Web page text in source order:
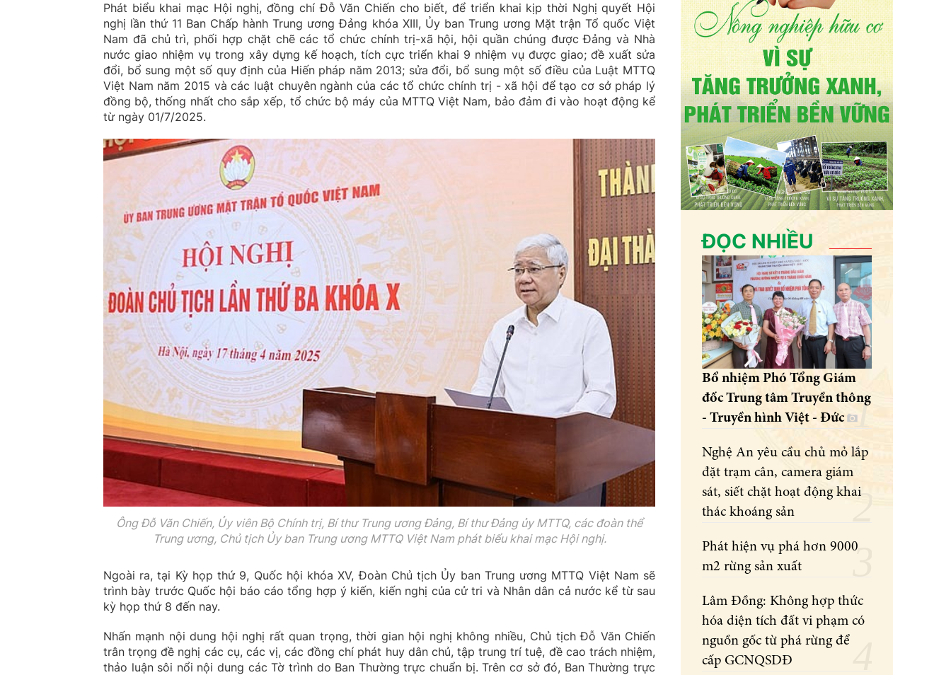
Phát biểu khai mạc Hội nghị, đồng chí Đỗ Văn Chiến cho biết, để triển khai kịp thời Nghị quyết Hội
nghị lần thứ 11 Ban Chấp hành Trung ương Đảng khóa XIII, Ủy ban Trung ương Mặt trận Tổ quốc Việt
Nam đã chủ trì, phối hợp chặt chẽ các tổ chức chính trị-xã hội, hội quần chúng được Đảng và Nhà
nước giao nhiệm vụ trong xây dựng kế hoạch, tích cực triển khai 9 nhiệm vụ được giao; đề xuất sửa
đổi, bổ sung một số quy định của Hiến pháp năm 2013; sửa đổi, bổ sung một số điều của Luật MTTQ
Việt Nam năm 2015 và các luật chuyên ngành của các tổ chức chính trị - xã hội để tạo cơ sở pháp lý
đồng bộ, thống nhất cho sắp xếp, tổ chức bộ máy của MTTQ Việt Nam, bảo đảm đi vào hoạt động kể
từ ngày 01/7/2025.
Ông Đỗ Văn Chiến, Ủy viên Bộ Chính trị, Bí thư Trung ương Đảng, Bí thư Đảng ủy MTTQ, các đoàn thể
Trung ương, Chủ tịch Ủy ban Trung ương MTTQ Việt Nam phát biểu khai mạc Hội nghị.
Ngoài ra, tại Kỳ họp thứ 9, Quốc hội khóa XV, Đoàn Chủ tịch Ủy ban Trung ương MTTQ Việt Nam sẽ
trình bày trước Quốc hội báo cáo tổng hợp ý kiến, kiến nghị của cử tri và Nhân dân cả nước kể từ sau
kỳ họp thứ 8 đến nay.
Nhấn mạnh nội dung hội nghị rất quan trọng, thời gian hội nghị không nhiều, Chủ tịch Đỗ Văn Chiến
trân trọng đề nghị các cụ, các vị, các đồng chí phát huy dân chủ, tập trung trí tuệ, đề cao trách nhiệm,
thảo luận sôi nổi nội dung các Tờ trình do Ban Thường trực chuẩn bị. Trên cơ sở đó, Ban Thường trực
ĐỌC NHIỀU
Bổ nhiệm Phó Tổng Giám
đốc Trung tâm Truyền thông
- Truyền hình Việt - Đức
Nghệ An yêu cầu chủ mỏ lắp
đặt trạm cân, camera giám
sát, siết chặt hoạt động khai
thác khoáng sản
Phát hiện vụ phá hơn 9000
m2 rừng sản xuất
Lâm Đồng: Không hợp thức
hóa diện tích đất vi phạm có
nguồn gốc từ phá rừng để
cấp GCNQSDĐ